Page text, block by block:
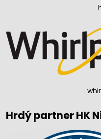
Hrdý partner HK